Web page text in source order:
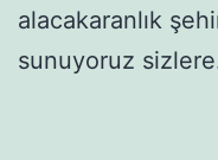
alacakaranlık
sunuyoruz